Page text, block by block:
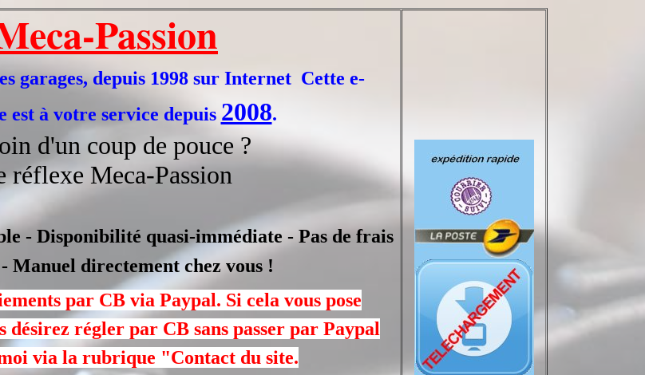
Passion
garages, depuis 1998 sur Internet Cette e-
est à votre service depuis 2008.
d'un coup de pouce ?
réflexe Meca-Passion
- Disponibilité quasi-immédiate - Pas de frais
Manuel directement chez vous !
par CB via Paypal. Si cela vous pose
désirez régler par CB sans passer par Paypal
via la rubrique "Contact du site.